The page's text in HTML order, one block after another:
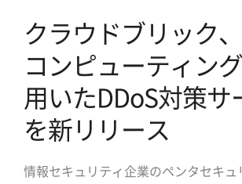
クラウドブリック
コンピューティン
用いたDDoS対策サ
を新リリース
情報セキュリティ企業のペンタセキュ